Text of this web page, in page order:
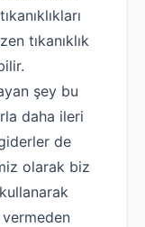
tıkanıklık
şey bu
daha ileri
de
olarak biz
vermeden